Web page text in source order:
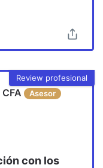
Review profesional
Asesor
con los